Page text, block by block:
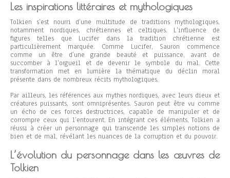
Les inspirations littéraires et mythologiques
Tolkien s’est nourri d’une multitude de traditions mythologiques,
notamment nordiques, chrétiennes et celtiques. L’influence de
figures telles que Lucifer dans la tradition chrétienne est
particulièrement marquée. Comme Lucifer, Sauron commence
comme un être d’une grande beauté et puissance, avant de
succomber à l’orgueil et de devenir le symbole du mal. Cette
transformation met en lumière la thématique du déclin moral
présente dans de nombreux récits mythologiques.
Par ailleurs, les références aux mythes nordiques, avec leurs dieux et
créatures puissants, sont omniprésentes. Sauron peut être vu comme
un écho de ces forces destructrices, capable de manipuler et de
corrompre ceux qui l’entourent. En intégrant ces éléments, Tolkien a
réussi à créer un personnage qui transcende les simples notions de
bien et de mal, révélant les nuances de la corruption et du pouvoir.
L’évolution du personnage dans les œuvres de
Tolkien